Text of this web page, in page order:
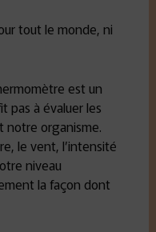
tout le monde, ni
est un
pas à évaluer les
notre organisme.
le vent, l’intensité
niveau
la façon dont